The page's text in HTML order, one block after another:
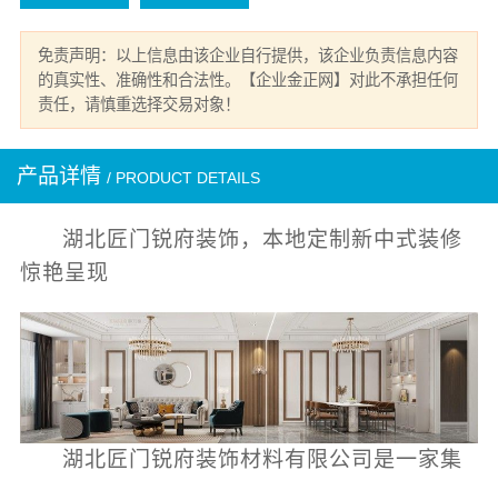
免责声明：以上信息由该企业自行提供，该企业负责信息内容
的真实性、准确性和合法性。【企业金正网】对此不承担任何
责任，请慎重选择交易对象！
产品详情 / PRODUCT DETAILS
湖北匠门锐府装饰，本地定制新中式装修
惊艳呈现
湖北匠门锐府装饰材料有限公司是一家集